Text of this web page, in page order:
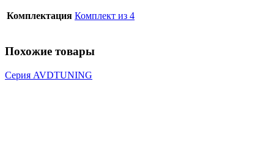
Комплектация Комплект из 4
Похожие товары
Серия AVDTUNING